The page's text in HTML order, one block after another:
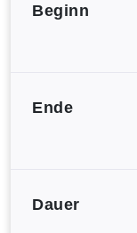
Beginn
Ende
Dauer